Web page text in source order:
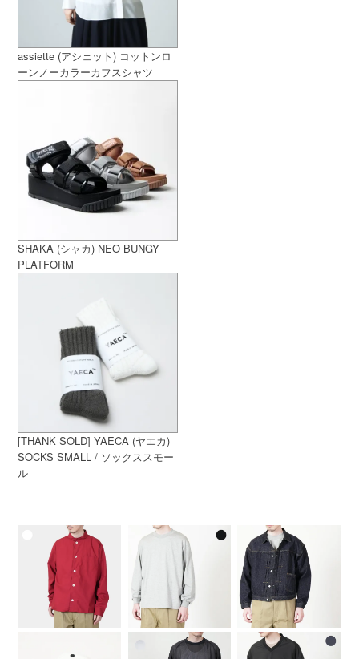
assiette (アシェット) コットンロ
ーンノーカラーカフスシャツ
SHAKA (シャカ) NEO BUNGY
PLATFORM
[THANK SOLD] YAECA (ヤエカ)
SOCKS SMALL / ソックススモー
ル